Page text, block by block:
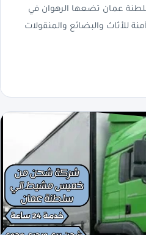
عمان تضعها الرهوان في
للأثاث والبضائع والمنقولات